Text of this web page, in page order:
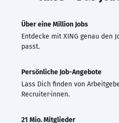
Über eine Million Jobs
Entdecke mit XING genau den
passt.
Persönliche Job-Angebote
Lass Dich finden von
Recruiter·innen.
21 Mio. Mitglieder